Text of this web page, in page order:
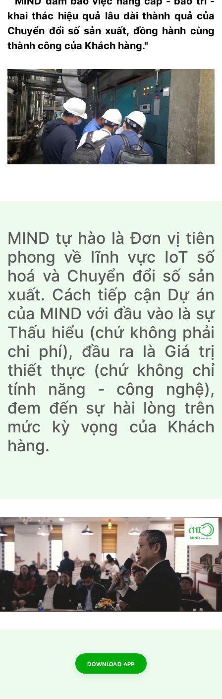
khai thác hiệu quả lâu dài thành quả của
Chuyển đổi số sản xuất, đồng hành cùng
thành công của Khách hàng."
MIND tự hào là Đơn vị tiên
phong về lĩnh vực IoT số
hoá và Chuyển đổi số sản
xuất. Cách tiếp cận Dự án
của MIND với đầu vào là sự
Thấu hiểu (chứ không phải
chi phí), đầu ra là Giá trị
thiết thực (chứ không chỉ
tính năng - công nghệ),
đem đến sự hài lòng trên
mức kỳ vọng của Khách
hàng.
DOWNLOAD APP